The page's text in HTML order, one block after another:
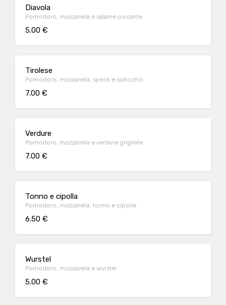
Diavola
Pomodoro, mozzarella e salame piccante
5.00 €
Tirolese
Pomodoro, mozzarella, speck e radicchio
7.00 €
Verdure
Pomodoro, mozzarella e verdure grigliate
7.00 €
Tonno e cipolla
Pomodoro, mozzarella, tonno e cipolle
6.50 €
Wurstel
Pomodoro, mozzarella e wurstel
5.00 €